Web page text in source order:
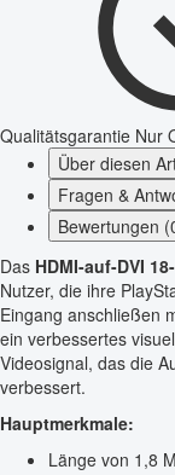
Qualitätsgarantie Nur
Über diesen
Fragen &
Bewertungen
Das HDMI-auf-DVI
Nutzer, die ihre
Eingang anschließen
ein verbessertes
Videosignal, das die
verbessert.
Hauptmerkmale:
Länge von 1,8